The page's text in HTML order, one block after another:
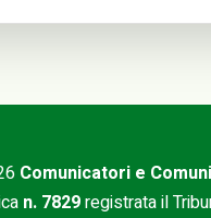
Comunicatori e
n. 7829registrata il